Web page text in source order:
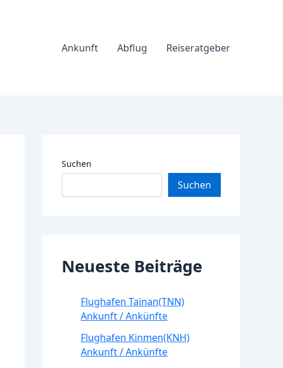
Ankunft Abflug Reiseratgeber
Suchen
Suchen
Neueste Beiträge
Flughafen Tainan(TNN)
Ankunft / Ankünfte
Flughafen Kinmen(KNH)
Ankunft / Ankünfte